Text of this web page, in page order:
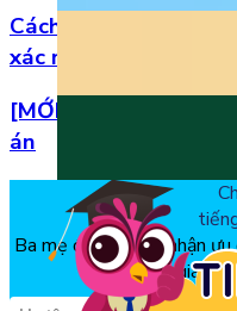
Cách đọc số thập
xác nhất
[MỚI] Bộ đề thi tiếng
án
Ba mẹ đăng ký để nhận
giá,